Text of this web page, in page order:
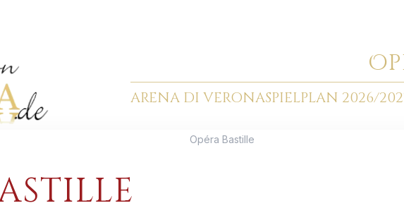
O
ARENA DI VERONASPIELPLAN 2026/
Opéra Bastille